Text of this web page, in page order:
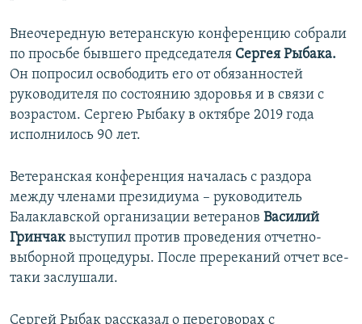
Внеочередную ветеранскую конференцию собрали
по просьбе бывшего председателя Сергея Рыбака.
Он попросил освободить его от обязанностей
руководителя по состоянию здоровья и в связи с
возрастом. Сергею Рыбаку в октябре 2019 года
исполнилось 90 лет.
Ветеранская конференция началась с раздора
между членами президиума – руководитель
Балаклавской организации ветеранов Василий
Гринчаквыступил против проведения отчетно-
выборной процедуры. После пререканий отчет все-
таки заслушали.
Сергей Рыбак рассказал о переговорах с